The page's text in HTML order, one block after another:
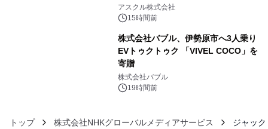
アスクル株式会社
15時間前
株式会社バブル、伊勢原市へ3人乗り
EVトゥクトゥク 「VIVEL COCO」を
寄贈
株式会社バブル
19時間前
トップ 株式会社NHKグローバルメディアサービス ジャッ